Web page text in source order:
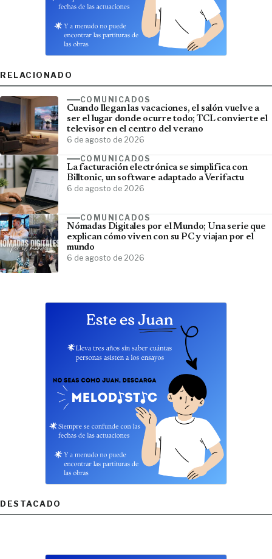
RELACIONADO
COMUNICADOS
Cuando llegan las vacaciones, el salón vuelve a
ser el lugar donde ocurre todo; TCL convierte el
televisor en el centro del verano
6 de agosto de 2026
COMUNICADOS
La facturación electrónica se simplifica con
Billtonic, un software adaptado a Verifactu
6 de agosto de 2026
COMUNICADOS
Nómadas Digitales por el Mundo; Una serie que
explican cómo viven con su PC y viajan por el
mundo
6 de agosto de 2026
DESTACADO